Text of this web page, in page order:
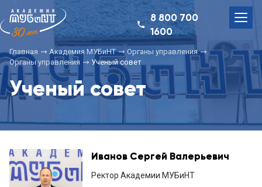
8 800 700
1600
Главная Академия МУБиНТ
Органы управления
Органы управления
Ученый совет
Ученый совет
Иванов Сергей Валерьевич
Ректор Академии МУБиНТ